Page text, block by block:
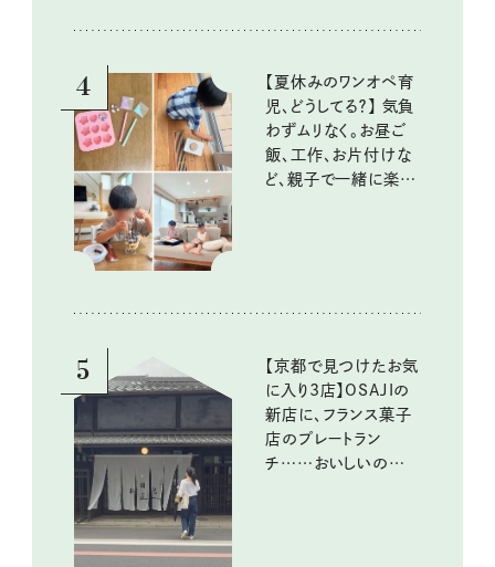
4
【夏休みのワンオペ育
児、どうしてる？】 気負
わずムリなく。お昼ご
飯、工作、お片付けな
ど、親子で一緒に楽し
5
【京都で見つけたお気
に入り3店】OSAJIの
新店に、フランス菓子
店のプレートラン
チ……おいしいのんび